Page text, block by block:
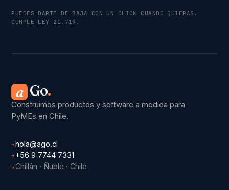
PUEDES DARTE DE BAJA CON UN CLICK CUANDO QUIERAS.
CUMPLE LEY 21.719.
a Go.
Construimos productos y software a medida para
PyMEs en Chile.
→ hola@ago.cl
→ +56 9 7744 7331
↳Chillán · Ñuble · Chile